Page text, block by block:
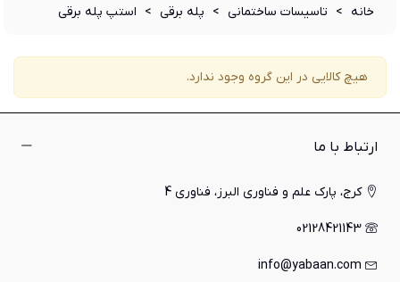
خانه > تاسیسات ساختمانی > پله برقی > استپ پله برقی
هیچ کالایی در این گروه وجود ندارد.
ارتباط با ما
کرج، پارک علم و فناوری البرز، فناوری 4
02128421143
info@yabaan.com